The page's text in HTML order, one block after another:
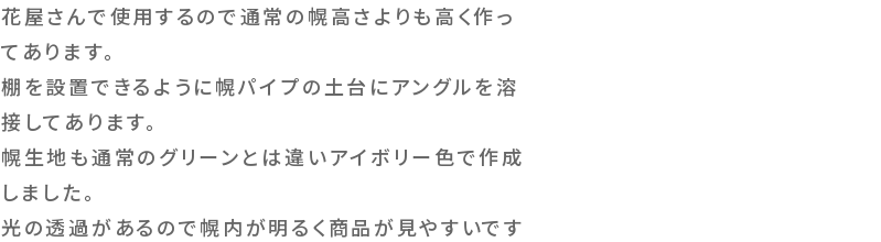
花屋さんで使用するので通常の幌高さよりも高く作っ
てあります。
棚を設置できるように幌パイプの土台にアングルを溶
接してあります。
幌生地も通常のグリーンとは違いアイボリー色で作成
しました。
光の透過があるので幌内が明るく商品が見やすいです